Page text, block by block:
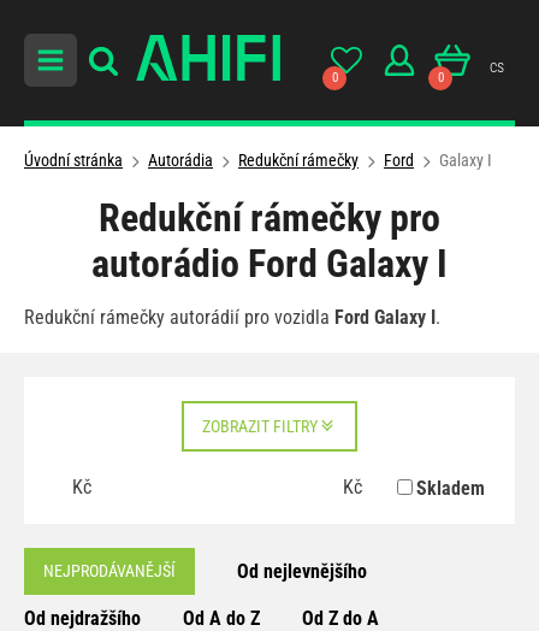
0 0
cs
Úvodní stránka Autorádia Redukční rámečky Ford Galaxy I
Redukční rámečky pro
autorádio Ford Galaxy I
Redukční rámečky autorádií pro vozidla Ford Galaxy I.
ZOBRAZIT FILTRY
Kč Kč Skladem
NEJPRODÁVANĚJŠÍ Od nejlevnějšího
Od nejdražšího Od A do Z Od Z do A